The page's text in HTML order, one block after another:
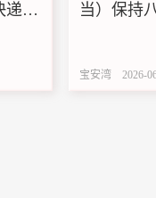
递小
当）保持
宝安湾 2026-